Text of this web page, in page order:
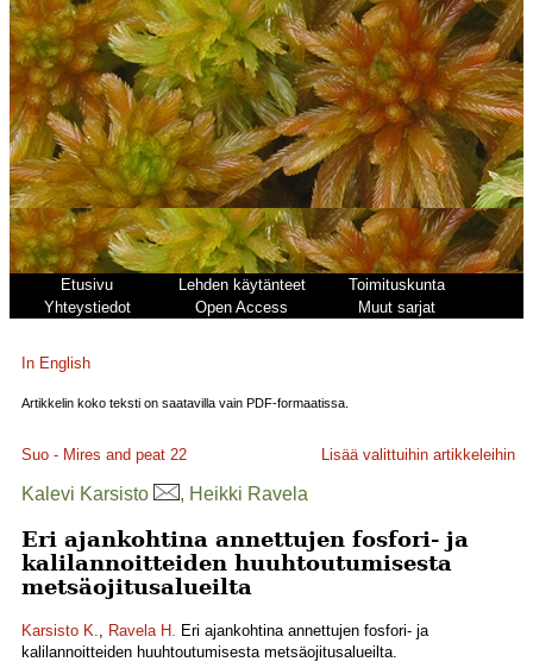
Etusivu Lehden käytänteet
Toimituskunta
Yhteystiedot
Open Access Muut sarjat
In English
Artikkelin koko teksti on saatavilla vain PDF-formaatissa.
Suo - Mires and peat 22 Lisää valittuihin artikkeleihin
Kalevi Karsisto , Heikki Ravela
Eri ajankohtina annettujen fosfori- ja
kalilannoitteiden huuhtoutumisesta
metsäojitusalueilta
Karsisto K., Ravela H. Eri ajankohtina annettujen fosfori- ja
kalilannoitteiden huuhtoutumisesta metsäojitusalueilta.